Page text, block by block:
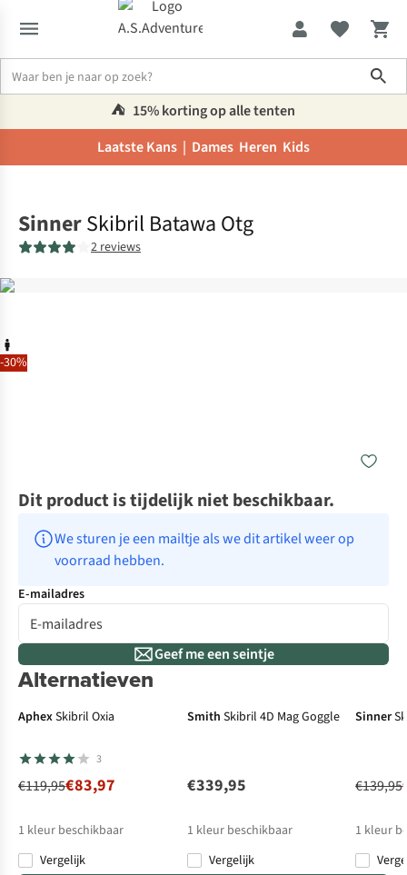
⛺️ 15% korting op alle tenten
Laatste Kans | Dames Heren Kids
-30%
SinnerSkibril Batawa Otg
2 reviews
Dit product is tijdelijk niet beschikbaar.
We sturen je een mailtje als we dit artikel weer op
voorraad hebben.
E-mailadres
Geef me een seintje
Alternatieven
-30%
AphexSkibril Oxia
3
€119,95€83,97
1 kleur beschikbaar
Vergelijk
Smith Skibril 4D Mag Goggle
€339,95
1 kleur beschikbaar
Vergelijk
Sinner
€139,95
1 kleur